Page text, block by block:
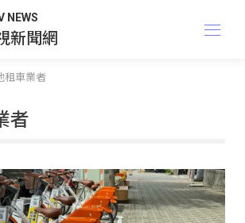
NEWS
新聞網
租車業者
者